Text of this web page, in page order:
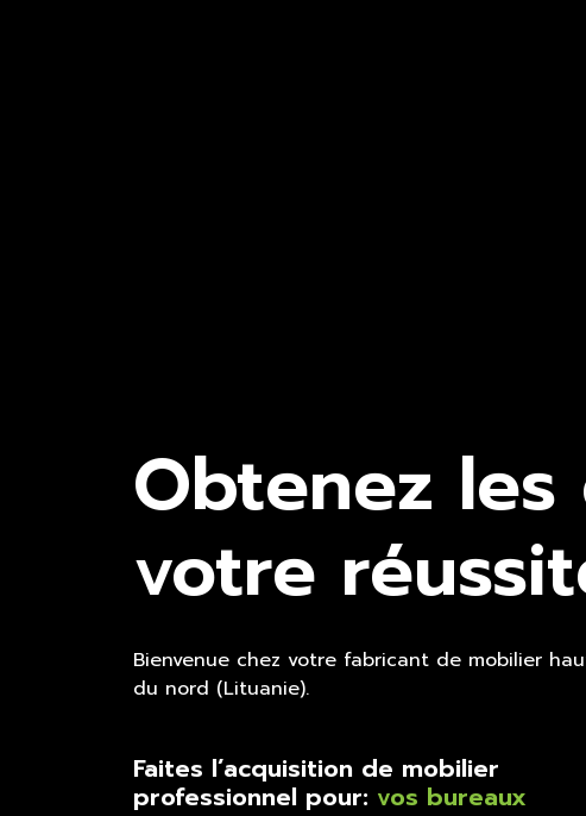
Obtenez les
votre
Bienvenue chez votre fabricant de mobilier
du nord (Lituanie).
Faites l’acquisition de mobilier
professionnel pour: vos bureaux